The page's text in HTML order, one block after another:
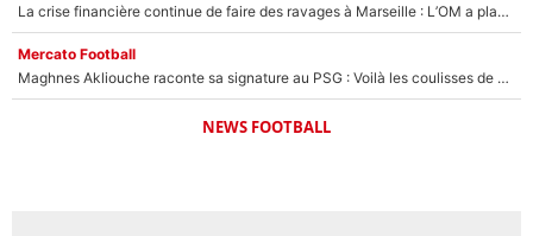
La crise financière continue de faire des ravages à Marseille : L’OM a placé 12 joueurs sur le marché des transferts… et ça pourrait lui rapporter près de 100M€ !
Mercato Football
Maghnes Akliouche raconte sa signature au PSG : Voilà les coulisses de son transfert de rêve à 50M€
NEWS FOOTBALL